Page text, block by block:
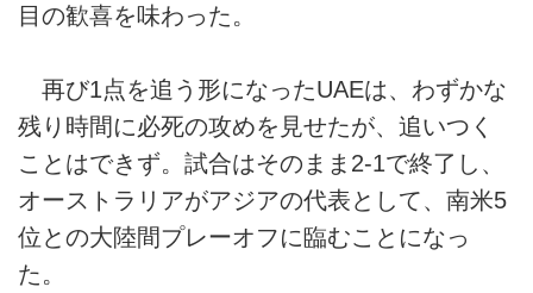
目の歓喜を味わった。
再び1点を追う形になったUAEは、わずかな
残り時間に必死の攻めを見せたが、追いつく
ことはできず。試合はそのまま2-1で終了し、
オーストラリアがアジアの代表として、南米5
位との大陸間プレーオフに臨むことになっ
た。